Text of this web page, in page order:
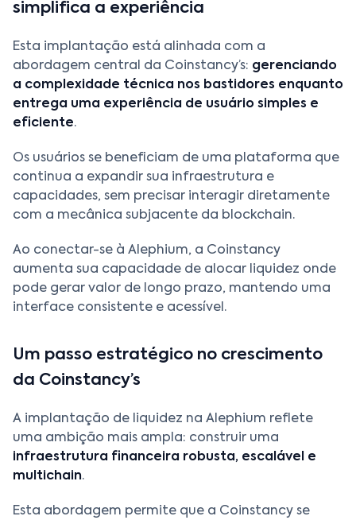
simplifica a experiência
Esta implantação está alinhada com a
abordagem central da Coinstancy’s: gerenciando
a complexidade técnica nos bastidores enquanto
entrega uma experiência de usuário simples e
eficiente.
Os usuários se beneficiam de uma plataforma que
continua a expandir sua infraestrutura e
capacidades, sem precisar interagir diretamente
com a mecânica subjacente da blockchain.
Ao conectar-se à Alephium, a Coinstancy
aumenta sua capacidade de alocar liquidez onde
pode gerar valor de longo prazo, mantendo uma
interface consistente e acessível.
Um passo estratégico no crescimento
da Coinstancy’s
A implantação de liquidez na Alephium reflete
uma ambição mais ampla: construir uma
infraestrutura financeira robusta, escalável e
multichain.
Esta abordagem permite que a Coinstancy se